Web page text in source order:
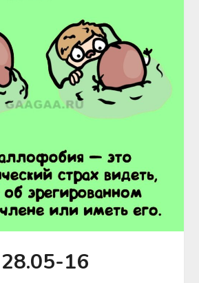
28.05-16